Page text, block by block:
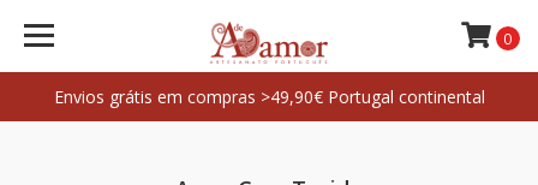
Envios grátis em compras >49,90€ Portugal continental
0